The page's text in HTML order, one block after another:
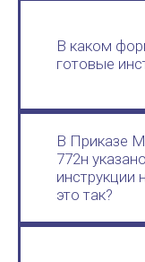
В каком
готовые
В Приказе
772н
инструкции
это так?